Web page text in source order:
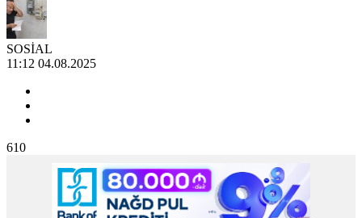
SOSİAL
11:12 04.08.2025
610